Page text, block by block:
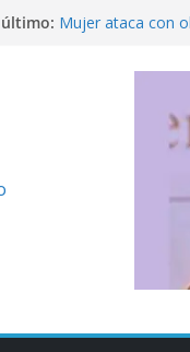
Mujer ataca con
México busca
Michoacán a los
Ofrece SEP
Rechaza Nahle
de los alcaldes